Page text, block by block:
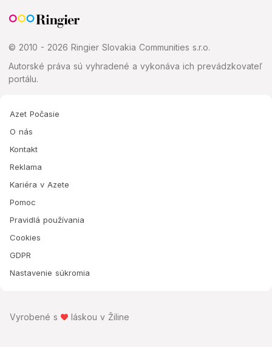
© 2010 - 2026 Ringier Slovakia Communities s.r.o.
Autorské práva sú vyhradené a vykonáva ich prevádzkovateľ
portálu.
Azet Počasie
O nás
Kontakt
Reklama
Kariéra v Azete
Pomoc
Pravidlá používania
Cookies
GDPR
Nastavenie súkromia
Vyrobené s láskou v Žiline